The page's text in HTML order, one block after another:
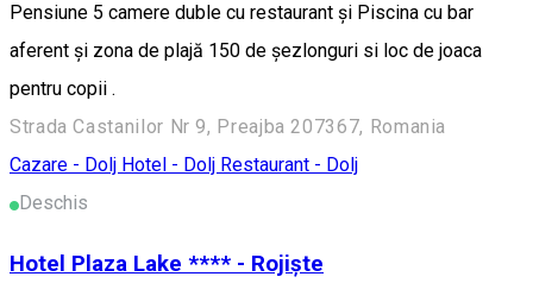
Pensiune 5 camere duble cu restaurant și Piscina cu bar
aferent și zona de plajă 150 de șezlonguri si loc de joaca
pentru copii .
Strada Castanilor Nr 9, Preajba 207367, Romania
Cazare - Dolj Hotel - Dolj Restaurant - Dolj
Deschis
Hotel Plaza Lake **** - Rojiște